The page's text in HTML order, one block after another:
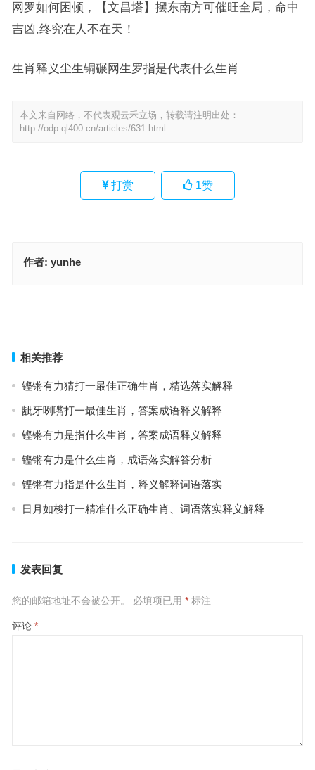
网罗如何困顿，【文昌塔】摆东南方可催旺全局，命中
吉凶,终究在人不在天！
生肖释义尘生铜碾网生罗指是代表什么生肖
本文来自网络，不代表观云禾立场，转载请注明出处：
http://odp.ql400.cn/articles/631.html
打赏 1赞
作者: yunhe
相关推荐
铿锵有力猜打一最佳正确生肖，精选落实解释
龇牙咧嘴打一最佳生肖，答案成语释义解释
铿锵有力是指什么生肖，答案成语释义解释
铿锵有力是什么生肖，成语落实解答分析
铿锵有力指是什么生肖，释义解释词语落实
日月如梭打一精准什么正确生肖、词语落实释义解释
发表回复
您的邮箱地址不会被公开。 必填项已用 *标注
评论 *